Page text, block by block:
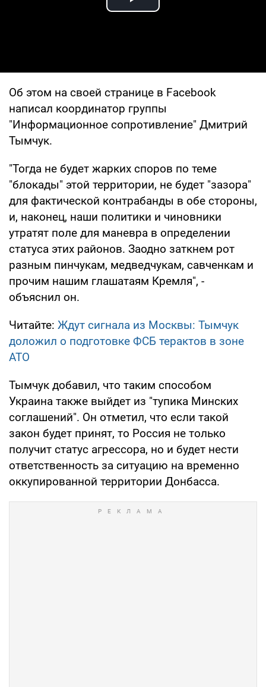
Play Video
Об этом на своей странице в Facebook
написал координатор группы
"Информационное сопротивление" Дмитрий
Тымчук.
"Тогда не будет жарких споров по теме
"блокады" этой территории, не будет "зазора"
для фактической контрабанды в обе стороны,
и, наконец, наши политики и чиновники
утратят поле для маневра в определении
статуса этих районов. Заодно заткнем рот
разным пинчукам, медведчукам, савченкам и
прочим нашим глашатаям Кремля", -
объяснил он.
Читайте: Ждут сигнала из Москвы: Тымчук
доложил о подготовке ФСБ терактов в зоне
АТО
Тымчук добавил, что таким способом
Украина также выйдет из "тупика Минских
соглашений". Он отметил, что если такой
закон будет принят, то Россия не только
получит статус агрессора, но и будет нести
ответственность за ситуацию на временно
оккупированной территории Донбасса.